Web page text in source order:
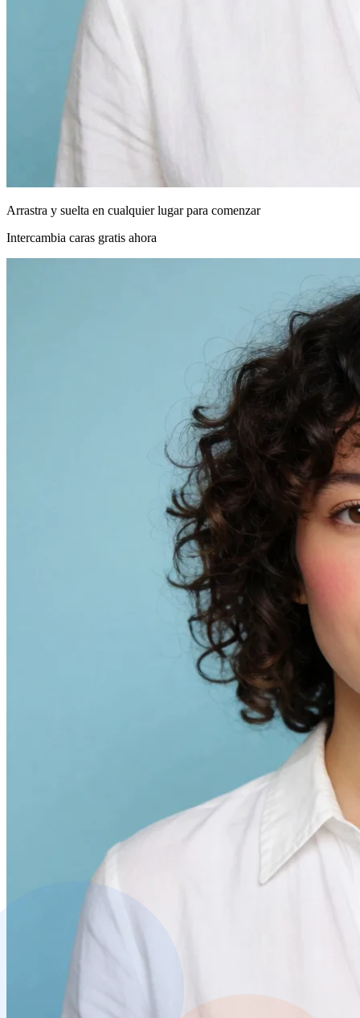
Arrastra y suelta en cualquier lugar para comenzar
Intercambia caras gratis ahora